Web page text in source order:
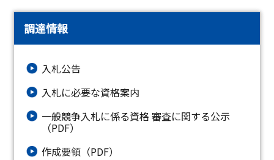
調達情報
入札公告
入札に必要な資格案内
一般競争入札に係る資格 審査に関する公示
（PDF）
作成要領（PDF）